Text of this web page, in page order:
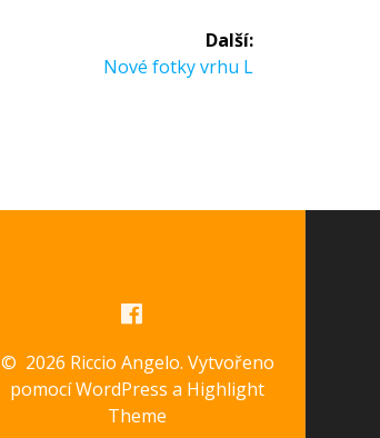
Další:
Nové fotky vrhu L
© 2026 Riccio Angelo. Vytvořeno
pomocí WordPress a Highlight
Theme